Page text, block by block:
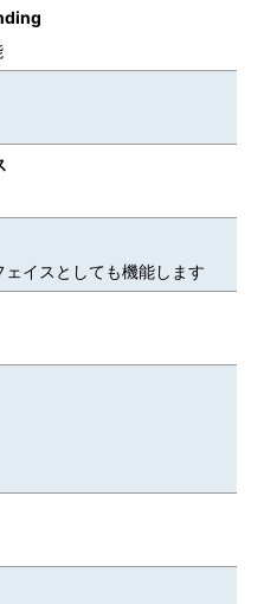
イスとしても機能します